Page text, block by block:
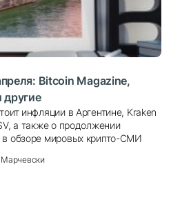
Bitcoin Magazine,
другие
инфляции в Аргентине, Kraken
а также о продолжении
в обзоре мировых крипто-СМИ